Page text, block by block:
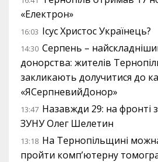
«Електрон»
16:03 Ісус Христос Українець?
14:30 Серпень –
донорства: жителів
закликають долучитися до
«ЯСерпневийДонор»
13:47 Назавжди 29: на фронті
ЗУНУ Олег Шелетин
13:18 На Тернопільщині
пройти комп’ютерну